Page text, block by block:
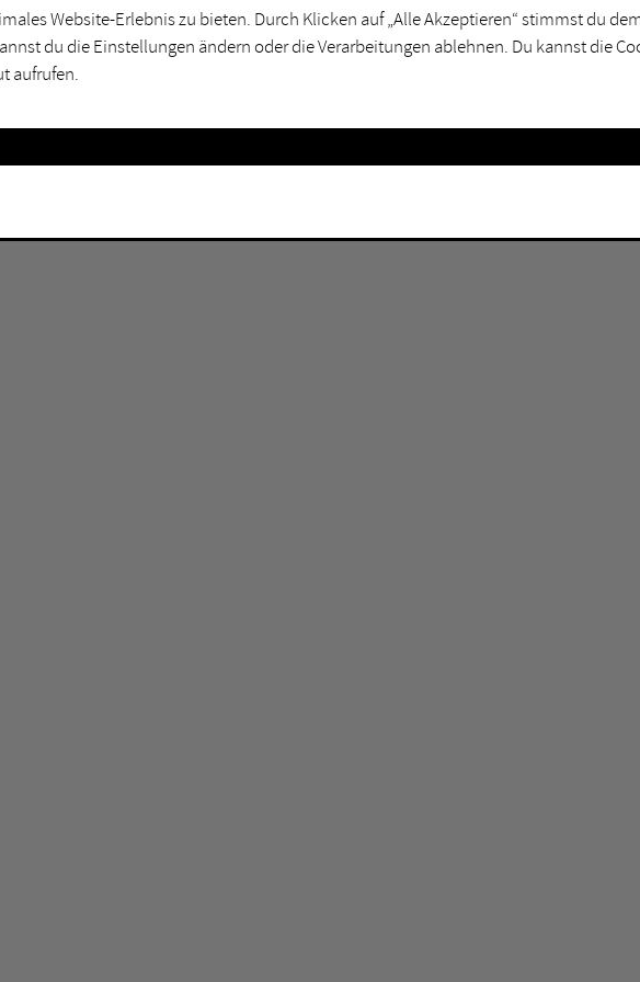
Mülheim an der Ruhr
Oberhausen
Unna
Witten
Website-Erlebnis zu bieten. Durch Klicken auf „Alle Akzeptieren“ stimmst du
du die Einstellungen ändern oder die Verarbeitungen ablehnen. Du kannst die
aufrufen.